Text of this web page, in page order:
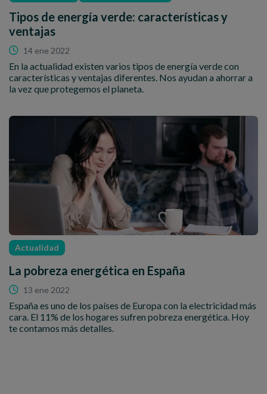
Tipos de energía verde: características y
ventajas
14 ene 2022
En la actualidad existen varios tipos de energía verde con
características y ventajas diferentes. Nos ayudan a ahorrar a
la vez que protegemos el planeta.
Actualidad
La pobreza energética en España
13 ene 2022
España es uno de los países de Europa con la electricidad más
cara. El 11% de los hogares sufren pobreza energética. Hoy
te contamos más detalles.